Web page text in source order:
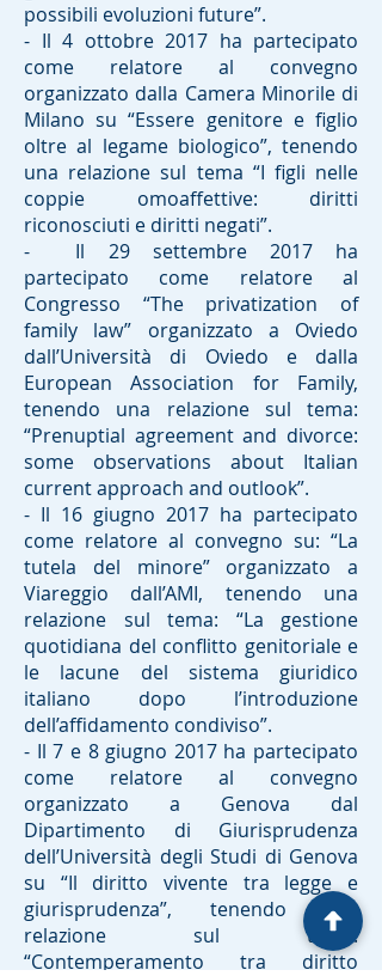
possibili evoluzioni future”.
- Il 4 ottobre 2017 ha partecipato
come relatore al convegno
organizzato dalla Camera Minorile di
Milano su “Essere genitore e figlio
oltre al legame biologico”, tenendo
una relazione sul tema “I figli nelle
coppie omoaffettive: diritti
riconosciuti e diritti negati”.
- Il 29 settembre 2017 ha
partecipato come relatore al
Congresso “The privatization of
family law” organizzato a Oviedo
dall’Università di Oviedo e dalla
European Association for Family,
tenendo una relazione sul tema:
“Prenuptial agreement and divorce:
some observations about Italian
current approach and outlook”.
- Il 16 giugno 2017 ha partecipato
come relatore al convegno su: “La
tutela del minore” organizzato a
Viareggio dall’AMI, tenendo una
relazione sul tema: “La gestione
quotidiana del conflitto genitoriale e
le lacune del sistema giuridico
italiano dopo l’introduzione
dell’affidamento condiviso”.
- Il 7 e 8 giugno 2017 ha partecipato
come relatore al convegno
organizzato a Genova dal
Dipartimento di Giurisprudenza
dell’Università degli Studi di Genova
su “Il diritto vivente tra legge e
giurisprudenza”, tenendo una
relazione sul tema:
“Contemperamento tra diritto